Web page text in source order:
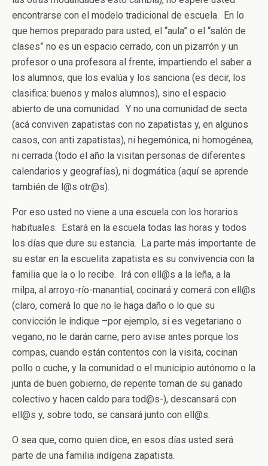
encontrarse con el modelo tradicional de escuela. En lo
que hemos preparado para usted, el “aula” o el “salón de
clases” no es un espacio cerrado, con un pizarrón y un
profesor o una profesora al frente, impartiendo el saber a
los alumnos, que los evalúa y los sanciona (es decir, los
clasifica: buenos y malos alumnos), sino el espacio
abierto de una comunidad. Y no una comunidad de secta
(acá conviven zapatistas con no zapatistas y, en algunos
casos, con anti zapatistas), ni hegemónica, ni homogénea,
ni cerrada (todo el año la visitan personas de diferentes
calendarios y geografías), ni dogmática (aquí se aprende
también de l@s otr@s).
Por eso usted no viene a una escuela con los horarios
habituales. Estará en la escuela todas las horas y todos
los días que dure su estancia. La parte más importante de
su estar en la escuelita zapatista es su convivencia con la
familia que la o lo recibe. Irá con ell@s a la leña, a la
milpa, al arroyo-río-manantial, cocinará y comerá con ell@s
(claro, comerá lo que no le haga daño o lo que su
convicción le indique –por ejemplo, si es vegetariano o
vegano, no le darán carne, pero avise antes porque los
compas, cuando están contentos con la visita, cocinan
pollo o cuche, y la comunidad o el municipio autónomo o la
junta de buen gobierno, de repente toman de su ganado
colectivo y hacen caldo para tod@s-), descansará con
ell@s y, sobre todo, se cansará junto con ell@s.
O sea que, como quien dice, en esos días usted será
parte de una familia indígena zapatista.